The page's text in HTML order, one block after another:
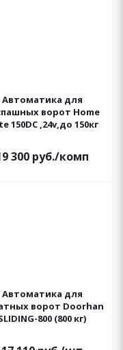
Автоматика для
ворот Home
150DC ,24v,до 150кг
300руб./комп
Автоматика для
ворот Doorhan
800 (800 кг)